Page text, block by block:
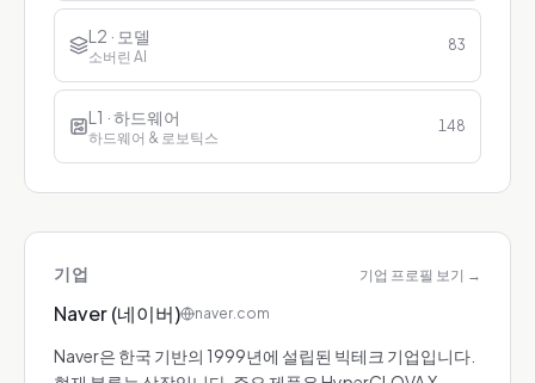
L2 · 모델
소버린 AI
83
L1 · 하드웨어
하드웨어 & 로보틱스
148
기업 기업 프로필 보기 →
Naver (네이버) naver.com
Naver은 한국 기반의 1999년에 설립된 빅테크 기업입니다.